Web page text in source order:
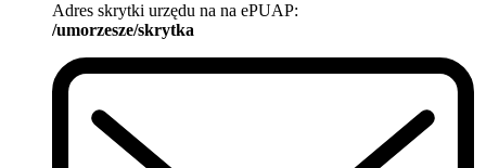
Adres skrytki urzędu na na ePUAP:
/umorzesze/skrytka